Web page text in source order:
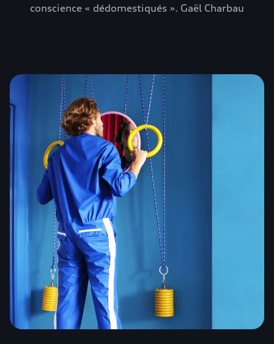
conscience « dédomestiqués ». Gaël Charbau